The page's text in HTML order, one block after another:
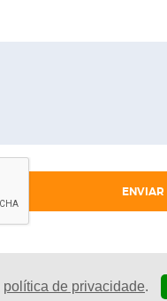
ENVIAR
política de privacidade.